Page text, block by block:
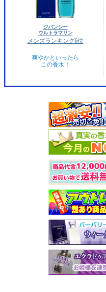
ジバンシー
ウルトラマリン
メンズランキング6位
爽やかといったら
この香水！